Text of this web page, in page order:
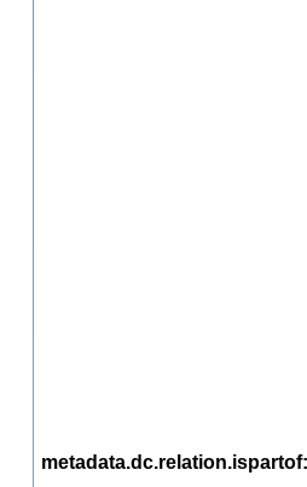
metadata.dc.relation.ispartof